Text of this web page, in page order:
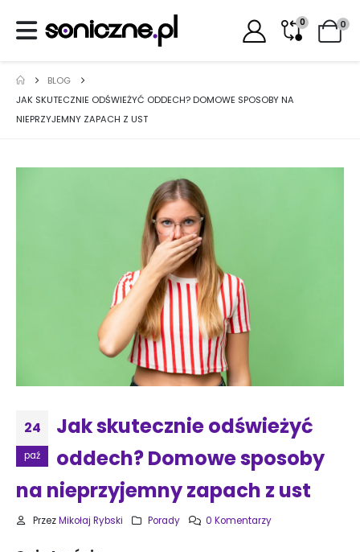
0 0
BLOG
JAK SKUTECZNIE ODŚWIEŻYĆ ODDECH? DOMOWE SPOSOBY NA
NIEPRZYJEMNY ZAPACH Z UST
24
paź
Jak skutecznie odświeżyć
oddech? Domowe sposoby
na nieprzyjemny zapach z ust
PrzezMikołaj Rybski Porady 0 Komentarzy